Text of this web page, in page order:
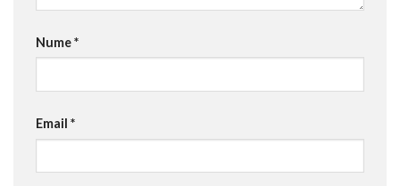
Nume*
Email *